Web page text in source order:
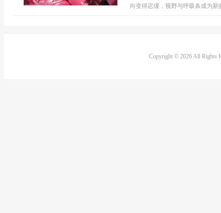
向变得迟缓，视野与呼吸条成为新
Copyright © 2026 All Rights